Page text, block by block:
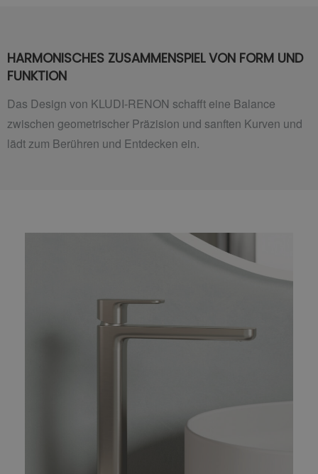
HARMONISCHES ZUSAMMENSPIEL VON FORM UND
FUNKTION
Das Design von KLUDI-RENON schafft eine Balance
zwischen geometrischer Präzision und sanften Kurven und
lädt zum Berühren und Entdecken ein.